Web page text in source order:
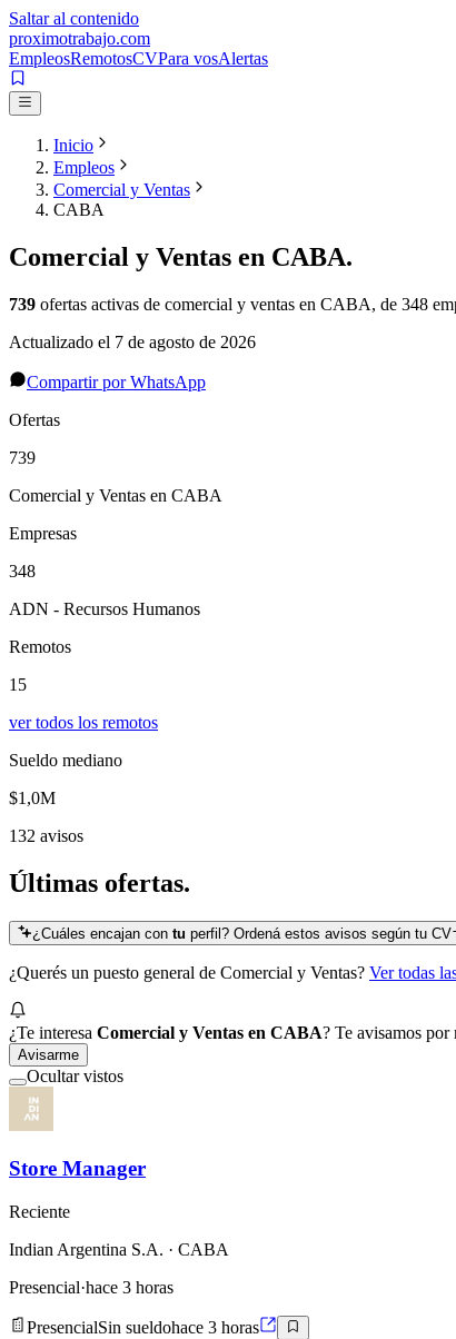
Saltar al contenido
proximotrabajo.com
EmpleosRemotosCVPara vosAlertas
Inicio
Empleos
Comercial y Ventas
CABA
Comercial y Ventas en CABA.
739 ofertas activas de comercial y ventas en CABA, de 348
Actualizado el 7 de agosto de 2026
Compartir por WhatsApp
Ofertas
739
Comercial y Ventas en CABA
Empresas
348
ADN - Recursos Humanos
Remotos
15
ver todos los remotos
Sueldo mediano
$1,0M
132 avisos
Últimas ofertas.
¿Cuáles encajan contu perfil? Ordená estos avisos según tu CV
¿Querés un puesto general de Comercial y Ventas? Ver todas
¿Te interesa Comercial y Ventas en CABA? Te avisamos por
Avisarme
Ocultar vistos
Store Manager
Reciente
Indian Argentina S.A. · CABA
Presencial·hace 3 horas
PresencialSin sueldohace 3 horas